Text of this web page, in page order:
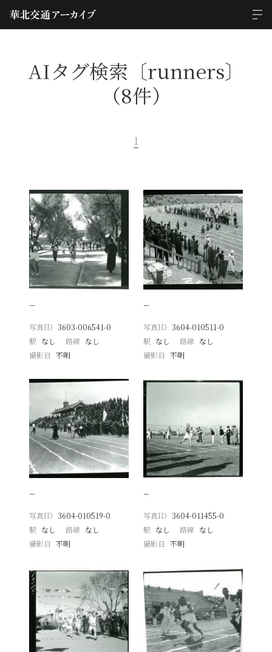
AIタグ検索〔runners〕
（8件）
1
−
写真ID 3603-006541-0
駅 なし 路線 なし
撮影日
不明
−
写真ID 3604-010511-0
駅 なし 路線 なし
撮影日 不明
−
写真ID 3604-010519-0
駅 なし 路線 なし
撮影日
不明
−
写真ID 3604-011455-0
駅 なし 路線 なし
撮影日 不明